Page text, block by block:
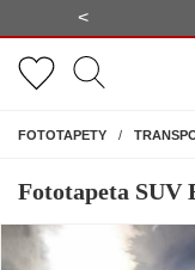
<
FOTOTAPETYNA ŚCIANĘ
Fototapeta SUV